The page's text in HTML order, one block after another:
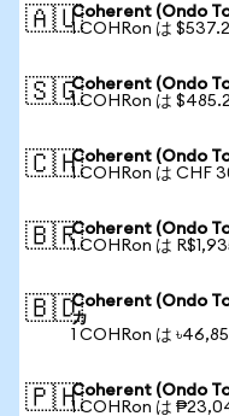
🇦🇺Coherent (Ondo
1 COHRon は
🇸🇬Coherent (Ondo
1 COHRon は
🇨🇭Coherent (Ondo
1 COHRon は CHF
🇧🇷Coherent (Ondo
1 COHRon は
🇧🇩Coherent (Ondo
カ
1 COHRon は
🇵🇭Coherent (Ondo
1 COHRon は